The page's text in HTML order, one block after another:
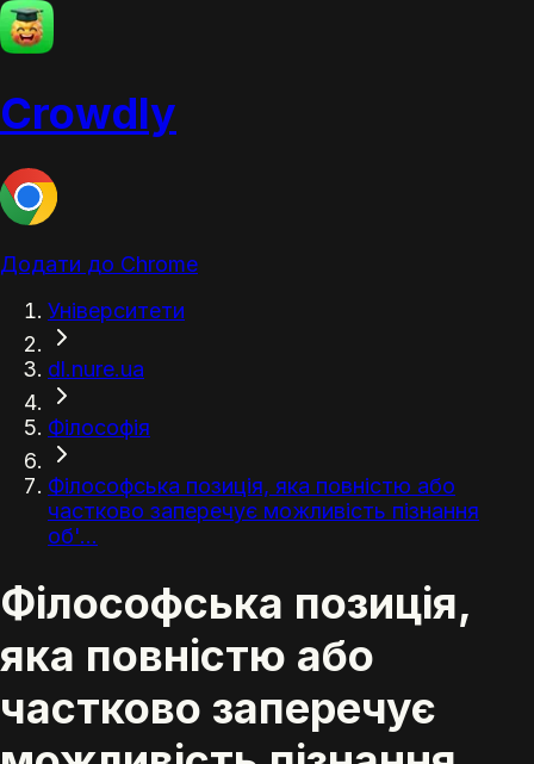
Crowdly
Додати до Chrome
Університети
dl.nure.ua
Філософія
Філософська позиція, яка повністю або
частково заперечує можливість пізнання
об'...
Філософська позиція,
яка повністю або
частково заперечує